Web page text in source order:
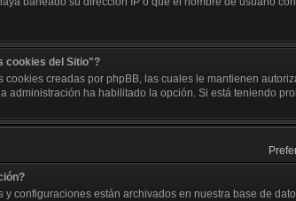
cookies del Sitio"?
cookies creadas por phpBB, las cuales le mantienen
administración ha habilitado la opción. Si está teniendo
y configuraciones están archivados en nuestra base de